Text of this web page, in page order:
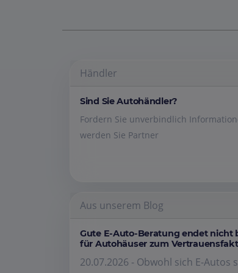
Händler
Sind Sie Autohändler?
Fordern Sie unverbindlich
werden Sie Partner
Aus unserem Blog
Gute E-Auto-Beratung endet nicht
für Autohäuser zum
20.07.2026 - Obwohl sich E-Autos